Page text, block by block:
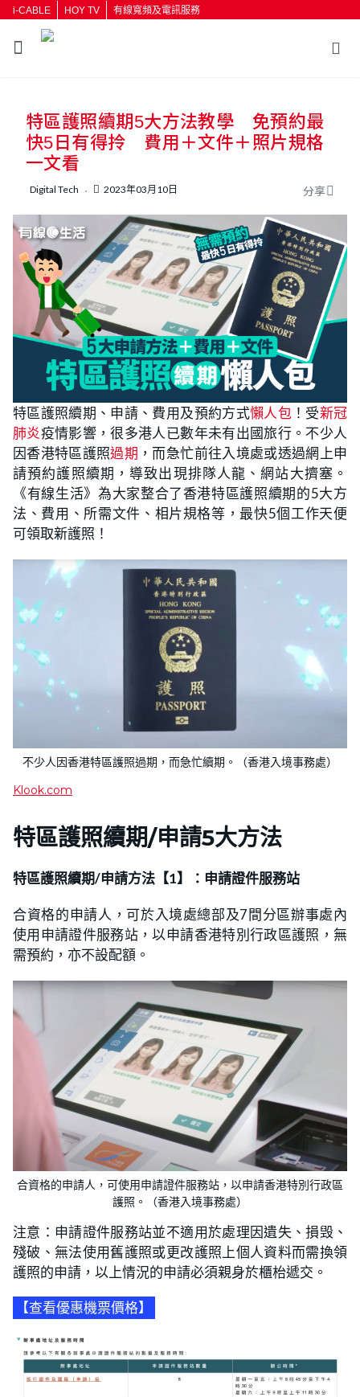
i-CABLE HOY TV 有線寬頻及電訊服務
按輸入鍵開始搜尋
特區護照續期5大方法教學 免預約最
快5日有得拎 費用＋文件＋照片規格
一文看
Digital Tech 2023年03月10日 分享
特區護照續期、申請、費用及預約方式懶人包！受新冠
肺炎疫情影響，很多港人已數年未有出國旅行。不少人
因香港特區護照過期 ，而急忙前往入境處或透過網上申
請預約護照續期，導致出現排隊人龍、網站大擠塞。
《有線生活》為大家整合了香港特區護照續期的5大方
法、費用、所需文件、相片規格等，最快5個工作天便
可領取新護照！
不少人因香港特區護照過期，而急忙續期。（香港入境事務處）
Klook.com
特區護照續期/申請5大方法
特區護照續期/申請方法【1】：申請證件服務站
合資格的申請人，可於入境處總部及7間分區辦事處內
使用申請證件服務站，以申請香港特別行政區護照，無
需預約，亦不設配額。
合資格的申請人，可使用申請證件服務站，以申請香港特別行政區
護照。（香港入境事務處）
注意：申請證件服務站並不適用於處理因遺失、損毁、
殘破、無法使用舊護照或更改護照上個人資料而需換領
護照的申請，以上情況的申請必須親身於櫃枱遞交。
【查看優惠機票價格】